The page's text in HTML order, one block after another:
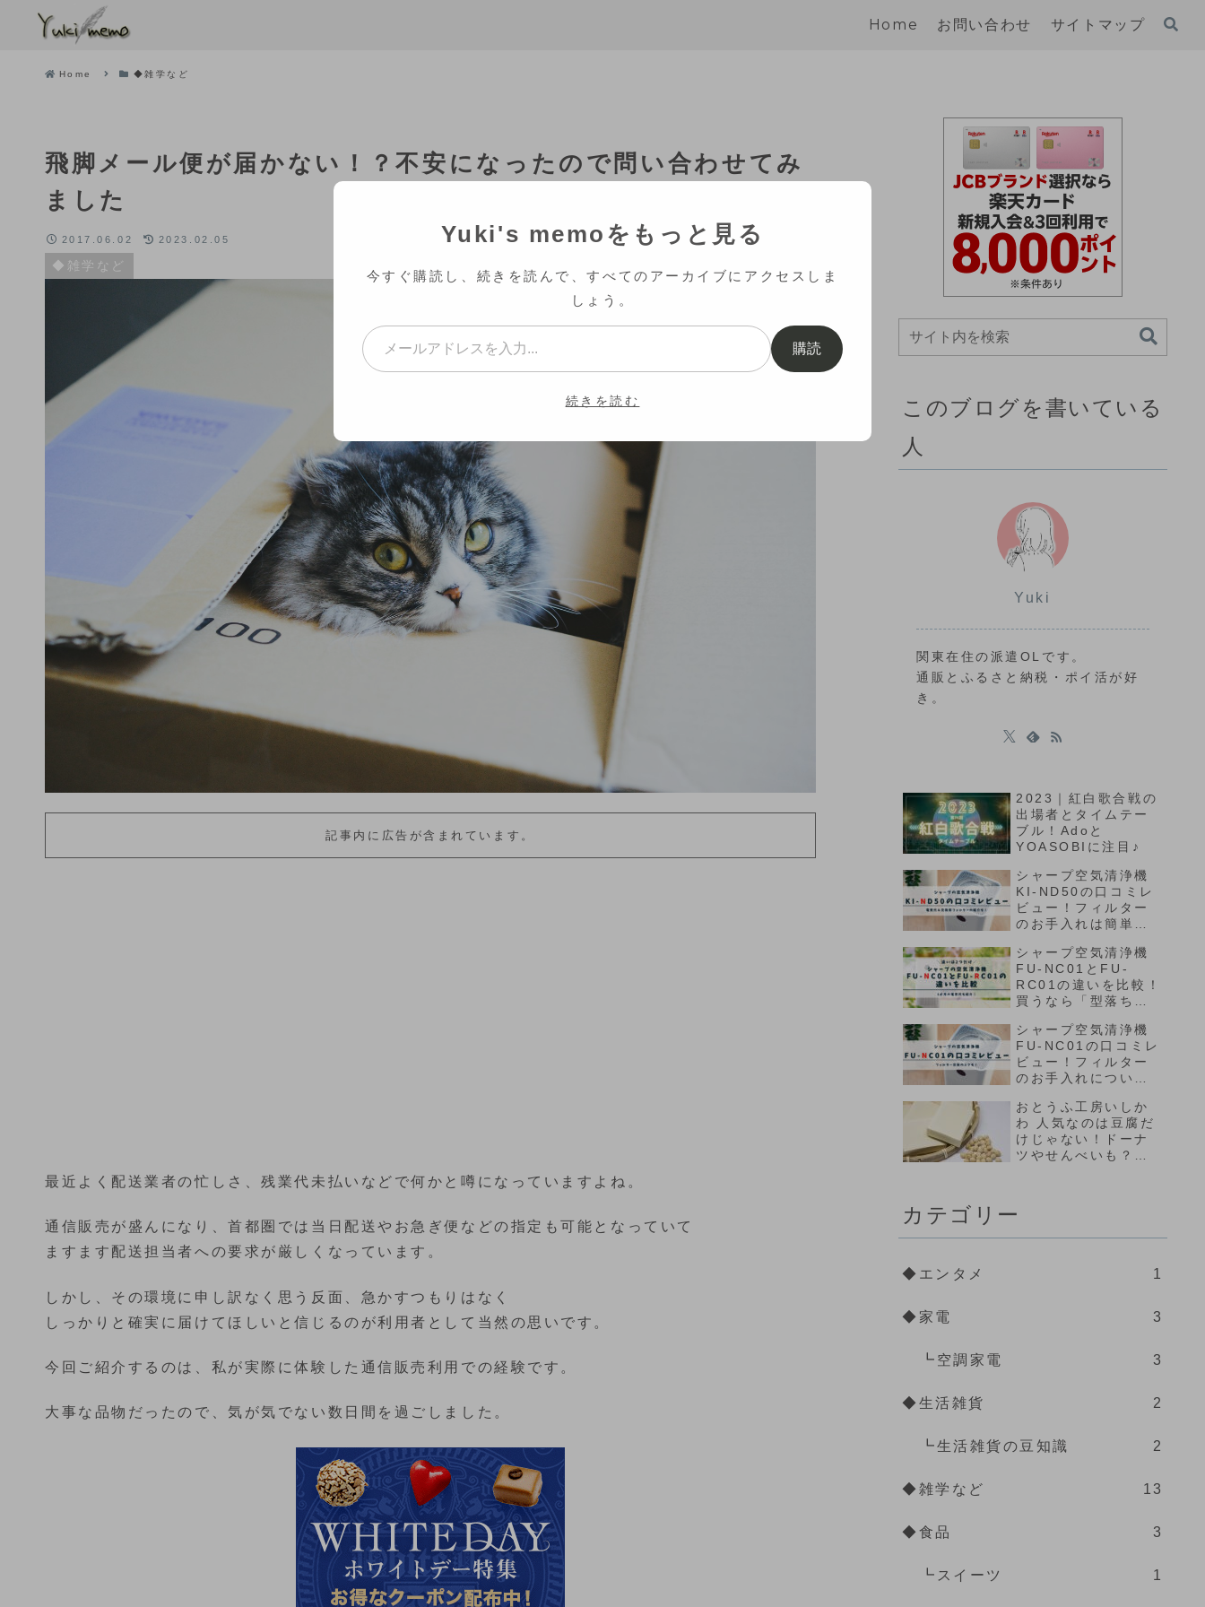
Home お問い合わせ サイトマップ
Home ◆雑学など
飛脚メール便が届かない！？不安になったので問い合わせてみ
ました
◆雑学など
2017.06.02 2023.02.05
記事内に広告が含まれています。
最近よく配送業者の忙しさ、残業代未払いなどで何かと噂になっていますよね。
通信販売が盛んになり、首都圏では当日配送やお急ぎ便などの指定も可能となっていて
ますます配送担当者への要求が厳しくなっています。
しかし、その環境に申し訳なく思う反面、急かすつもりはなく
しっかりと確実に届けてほしいと信じるのが利用者として当然の思いです。
今回ご紹介するのは、私が実際に体験した通信販売利用での経験です。
大事な品物だったので、気が気でない数日間を過ごしました。
このブログを書いている
人
Yuki
関東在住の派遣OLです。
通販とふるさと納税・ポイ活が好
き。
2023｜紅白歌合戦の
出場者とタイムテー
ブル！Adoと
YOASOBIに注目♪
シャープ空気清浄機
KI-ND50の口コミレ
ビュー！フィルター
のお手入れは簡単？
シャープ空気清浄機
FU-NC01とFU-
RC01の違いを比較！
買うなら「型落ち」
シャープ空気清浄機
FU-NC01の口コミレ
ビュー！フィルター
のお手入れについて
おとうふ工房いしか
わ 人気なのは豆腐だ
けじゃない！ドーナ
ツやせんべいも？通
カテゴリー
◆エンタメ 1
◆家電 3
┗空調家電 3
◆生活雑貨 2
┗生活雑貨の豆知識 2
◆雑学など 13
◆食品 3
┗スイーツ 1
Yuki's memoをもっと見る
今すぐ購読し、続きを読んで、すべてのアーカイブにアクセスしま
しょう。
購読
続きを読む